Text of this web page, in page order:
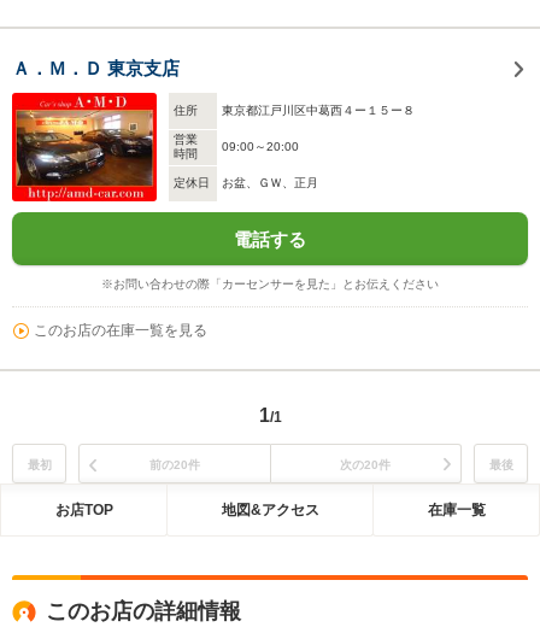
Ａ．Ｍ．Ｄ 東京支店
住所 東京都江戸川区中葛西４ー１５ー８
営業
時間
09:00～20:00
定休日 お盆、ＧＷ、正月
電話する
※お問い合わせの際「カーセンサーを見た」とお伝えください
このお店の在庫一覧を見る
1/1
最初 前の20件 次の20件 最後
お店TOP 地図&アクセス 在庫一覧
このお店の詳細情報